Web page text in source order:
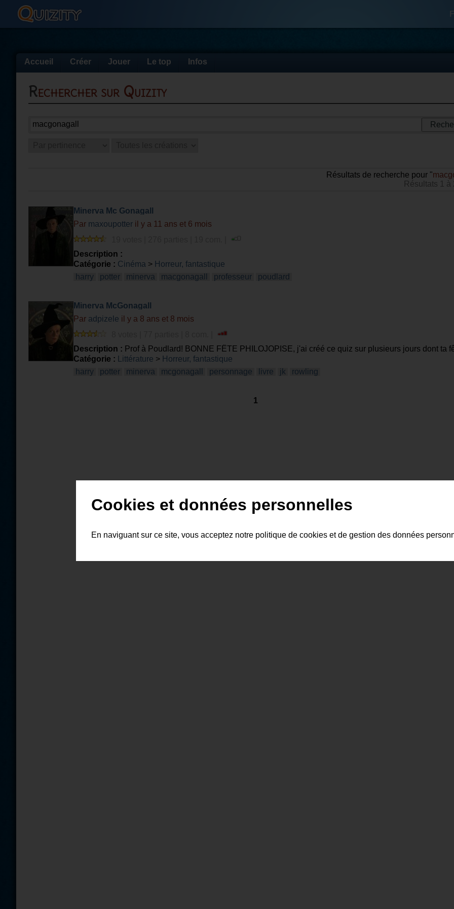
Accueil Créer Jouer Le top Infos
Rechercher sur Quizity
Résultats de recherche pour "
Résultats 1 à
Minerva Mc Gonagall
Par maxoupotter il y a 11 ans et 6 mois
Description :
Catégorie : Cinéma > Horreur, fantastique
harry
potter minerva macgonagall professeur poudlard
Minerva McGonagall
Par adpizele il y a 8 ans et 8 mois
Description : Prof à Poudlard! BONNE FÊTE PHILOJOPISE, j'ai créé ce quiz sur plusieurs jours dont ta
Catégorie :
Littérature > Horreur, fantastique
harry
potter minerva mcgonagall personnage livre jk rowling
1
Cookies et données personnelles
En naviguant sur ce site, vous acceptez notre politique de cookies et de gestion des données